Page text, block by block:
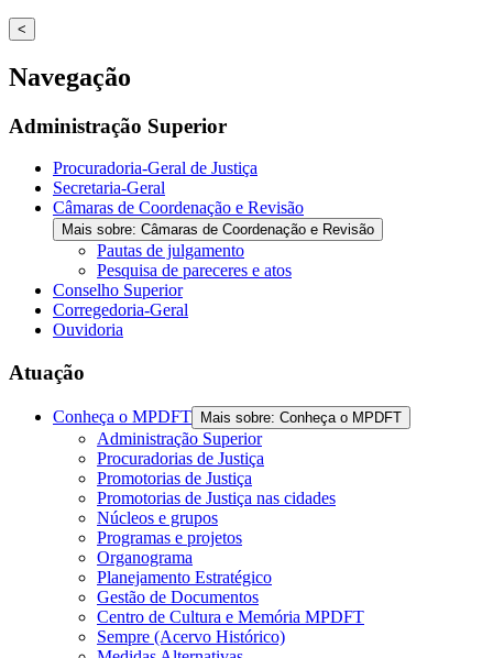
<
Navegação
Administração Superior
Procuradoria-Geral de Justiça
Secretaria-Geral
Câmaras de Coordenação e Revisão
Mais sobre: Câmaras de Coordenação e Revisão
Pautas de julgamento
Pesquisa de pareceres e atos
Conselho Superior
Corregedoria-Geral
Ouvidoria
Atuação
Conheça o MPDFT Mais sobre: Conheça o MPDFT
Administração Superior
Procuradorias de Justiça
Promotorias de Justiça
Promotorias de Justiça nas cidades
Núcleos e grupos
Programas e projetos
Organograma
Planejamento Estratégico
Gestão de Documentos
Centro de Cultura e Memória MPDFT
Sempre (Acervo Histórico)